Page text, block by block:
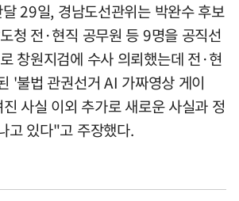
29일, 경남도선관위는 박완수 후보
청 전·현직 공무원 등 9명을 공직선
창원지검에 수사 의뢰했는데 전·현
'불법 관권선거 AI 가짜영상 게이
사실 이외 추가로 새로운 사실과 정
고 있다"고 주장했다.